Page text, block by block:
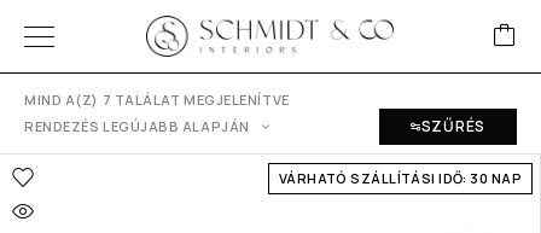
MIND A(Z) 7 TALÁLAT MEGJELENÍTVE
RENDEZÉS LEGÚJABB ALAPJÁN
SZŰRÉS
VÁRHATÓ SZÁLLÍTÁSI IDŐ: 30 NAP